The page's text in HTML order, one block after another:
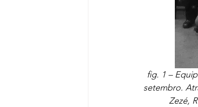
fig. 1 –
setembro.
Zezé,